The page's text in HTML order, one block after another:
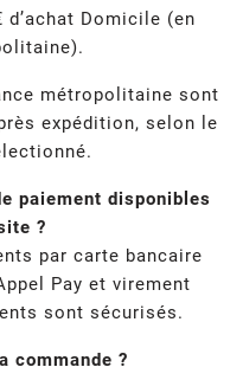
Domicile (en
métropolitaine sont
expédition, selon le
paiement disponibles
?
par carte bancaire
Pay et virement
sont sécurisés.
commande ?